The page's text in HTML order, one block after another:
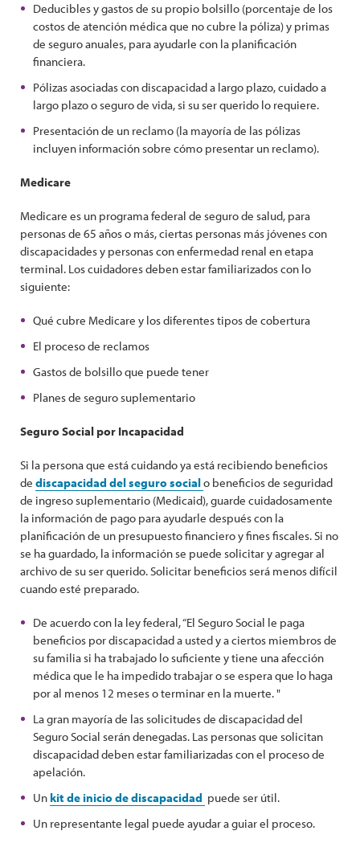
Deducibles y gastos de su propio bolsillo (porcentaje de los
costos de atención médica que no cubre la póliza) y primas
de seguro anuales, para ayudarle con la planificación
financiera.
Pólizas asociadas con discapacidad a largo plazo, cuidado a
largo plazo o seguro de vida, si su ser querido lo requiere.
Presentación de un reclamo (la mayoría de las pólizas
incluyen información sobre cómo presentar un reclamo).
Medicare
Medicare es un programa federal de seguro de salud, para
personas de 65 años o más, ciertas personas más jóvenes con
discapacidades y personas con enfermedad renal en etapa
terminal. Los cuidadores deben estar familiarizados con lo
siguiente:
Qué cubre Medicare y los diferentes tipos de cobertura
El proceso de reclamos
Gastos de bolsillo que puede tener
Planes de seguro suplementario
Seguro Social por Incapacidad
Si la persona que está cuidando ya está recibiendo beneficios
de discapacidad del seguro socialo beneficios de seguridad
de ingreso suplementario (Medicaid), guarde cuidadosamente
la información de pago para ayudarle después con la
planificación de un presupuesto financiero y fines fiscales. Si no
se ha guardado, la información se puede solicitar y agregar al
archivo de su ser querido. Solicitar beneficios será menos difícil
cuando esté preparado.
De acuerdo con la ley federal, “El Seguro Social le paga
beneficios por discapacidad a usted y a ciertos miembros de
su familia si ha trabajado lo suficiente y tiene una afección
médica que le ha impedido trabajar o se espera que lo haga
por al menos 12 meses o terminar en la muerte. "
La gran mayoría de las solicitudes de discapacidad del
Seguro Social serán denegadas. Las personas que solicitan
discapacidad deben estar familiarizadas con el proceso de
apelación.
Un kit de inicio de discapacidad puede ser útil.
Un representante legal puede ayudar a guiar el proceso.